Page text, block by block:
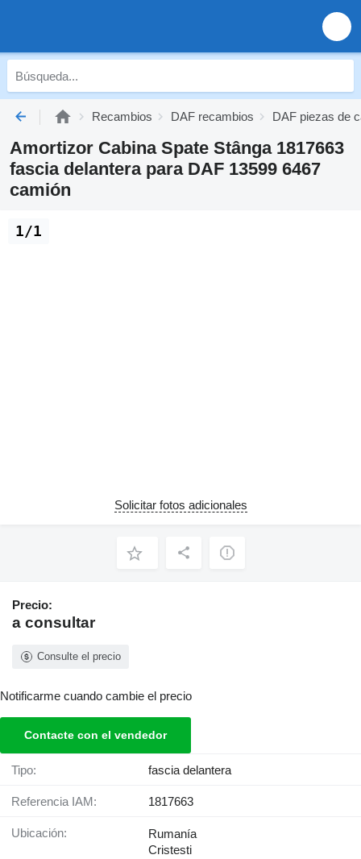
Recambios DAF recambios DAF piezas de
Amortizor Cabina Spate Stânga 1817663
fascia delantera para DAF 13599 6467
camión
1/1
Solicitar fotos adicionales
Precio:
a consultar
Consulte el precio
Notificarme cuando cambie el precio
Contacte con el vendedor
Tipo: fascia delantera
Referencia IAM: 1817663
Ubicación:
Rumanía
Cristesti